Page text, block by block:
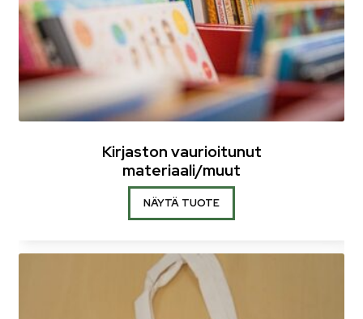
Kirjaston vaurioitunut
materiaali/muut
NÄYTÄ TUOTE